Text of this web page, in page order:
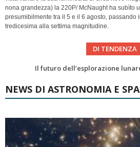
nona grandezza) la 220P/ McNaught ha subìto
presumibilmente tra il 5 e il 6 agosto, passando
tredicesima alla settima magnitudine.
DI TENDENZA
NEWS DI ASTRONOMIA E